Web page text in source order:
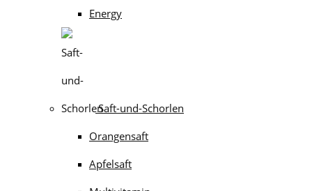
Energy
Saft-und-Schorlen
Orangensaft
Apfelsaft